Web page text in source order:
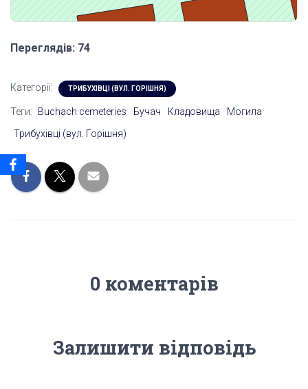
Переглядів: 74
Категорії: ТРИБУХІВЦІ (ВУЛ. ГОРІШНЯ)
Теги: Buchach cemeteries Бучач Кладовища
Могила
Трибухівці (вул. Горішня)
0 коментарів
Залишити відповідь